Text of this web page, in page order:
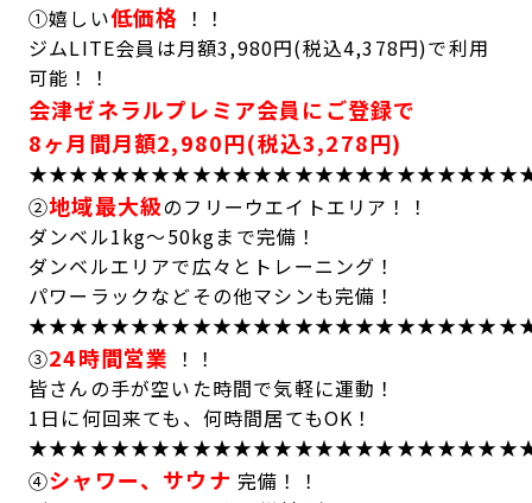
①嬉しい低価格 ！！
ジムLITE会員は月額3,980円(税込4,378円)で利用
可能！！
会津ゼネラルプレミア会員にご登録で
8ヶ月間月額2,980円(税込3,278円)
②地域最大級のフリーウエイトエリア！！
ダンベル1kg～50kgまで完備！
ダンベルエリアで広々とトレーニング！
パワーラックなどその他マシンも完備！
③24時間営業 ！！
皆さんの手が空いた時間で気軽に運動！
1日に何回来ても、何時間居てもOK！
④シャワー、サウナ 完備！！